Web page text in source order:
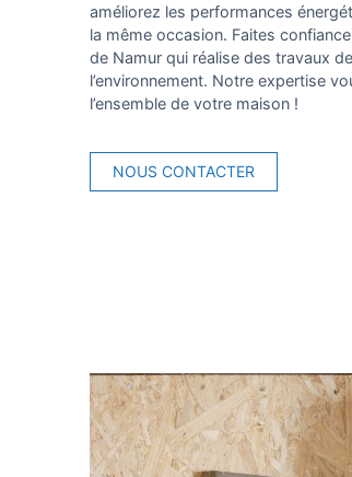
améliorez les performances
la même occasion. Faites
de Namur qui réalise des travaux
l’environnement. Notre expertise
l’ensemble de votre maison !
NOUS CONTACTER